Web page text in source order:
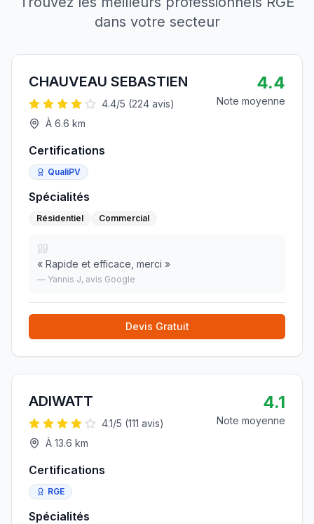
dans votre secteur
CHAUVEAU SEBASTIEN
4.4/5 (224 avis)
À 6.6 km
4.4
Note moyenne
Certifications
QualiPV
Spécialités
Résidentiel Commercial
« Rapide et efficace, merci »
— Yannis J, avis Google
Devis Gratuit
ADIWATT
4.1/5 (111 avis)
À 13.6 km
4.1
Note moyenne
Certifications
RGE
Spécialités